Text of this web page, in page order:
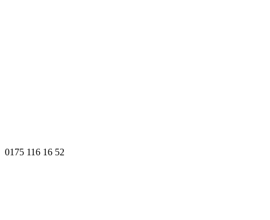
0175 116 16 52